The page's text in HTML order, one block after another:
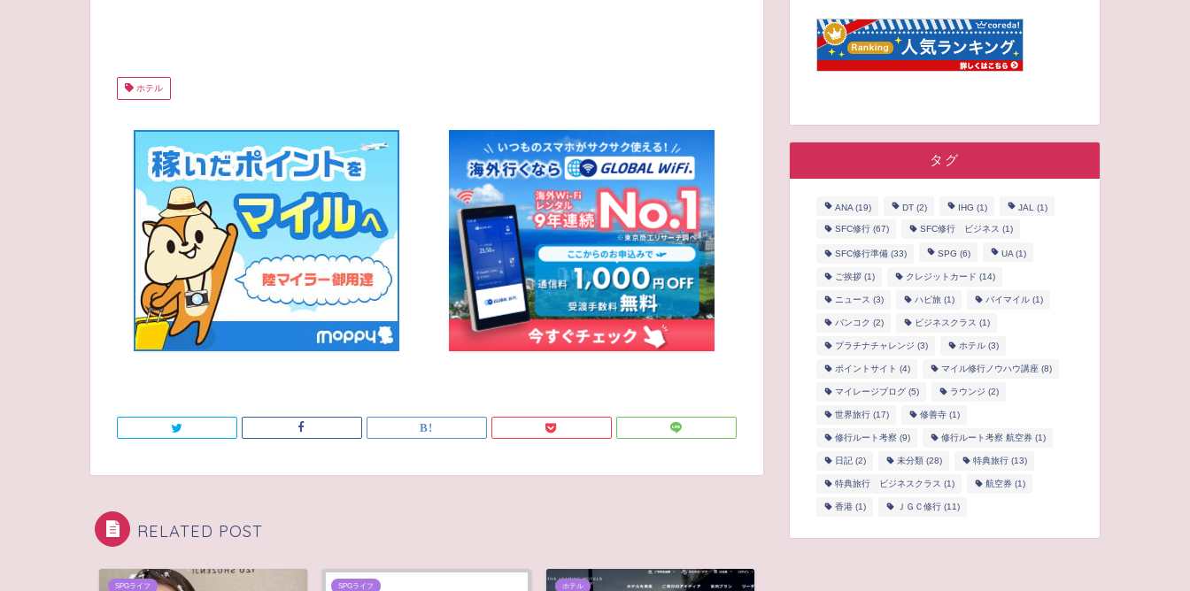
ホテル
RELATED POST
SPGライフ SPGライフ ホテル
タグ
ANA(19) DT(2) IHG (1) JAL (1)
SFC修行(67) SFC修行 ビジネス (1)
SFC修行準備(33) SPG (6) UA(1)
ご挨拶(1) クレジットカード (14)
ニュース (3) ハピ旅(1) バイマイル(1)
バンコク (2) ビジネスクラス (1)
プラチナチャレンジ (3) ホテル(3)
ポイントサイト (4) マイル修行ノウハウ講座(8)
マイレージブログ(5) ラウンジ (2)
世界旅行(17) 修善寺(1)
修行ルート考察(9) 修行ルート考察 航空券(1)
日記(2) 未分類(28) 特典旅行(13)
特典旅行 ビジネスクラス (1) 航空券(1)
香港(1) ＪＧＣ修行(11)